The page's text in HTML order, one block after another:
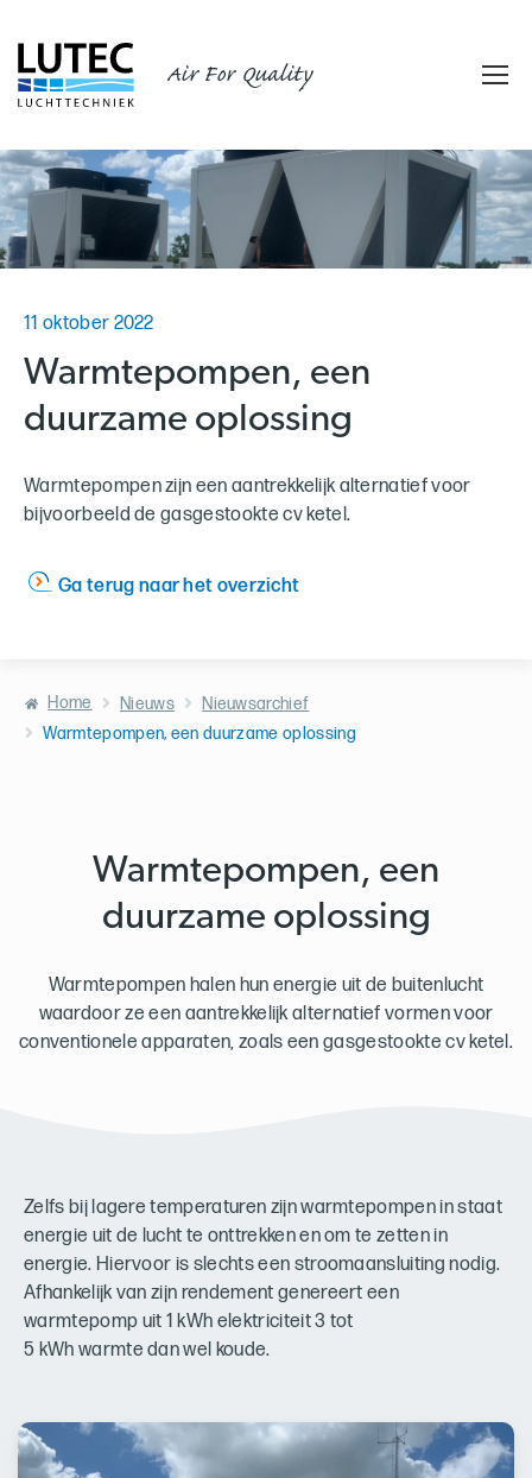
Air For Quality
11 oktober 2022
Warmtepompen, een
duurzame oplossing
Warmtepompen zijn een aantrekkelijk alternatief voor
bijvoorbeeld de gasgestookte cv ketel.
Ga terug naar het overzicht
Home Nieuws
Nieuwsarchief
Warmtepompen, een duurzame oplossing
Warmtepompen, een
duurzame oplossing
Warmtepompen halen hun energie uit de buitenlucht
waardoor ze een aantrekkelijk alternatief vormen voor
conventionele apparaten, zoals een gasgestookte cv ketel.
Zelfs bij lagere temperaturen zijn warmtepompen in staat
energie uit de lucht te onttrekken en om te zetten in
energie. Hiervoor is slechts een stroomaansluiting nodig.
Afhankelijk van zijn rendement genereert een
warmtepomp uit 1 kWh elektriciteit 3 tot
5 kWh warmte dan wel koude.